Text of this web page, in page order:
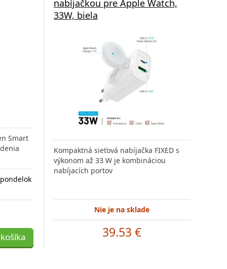
Smart
nabíjačkou pre Apple Watch,
33W, biela
Kompaktná sieťová nabíjačka FIXED s
výkonom až 33 W je kombináciou
nabíjacích portov
Nie je na sklade
39.53 €